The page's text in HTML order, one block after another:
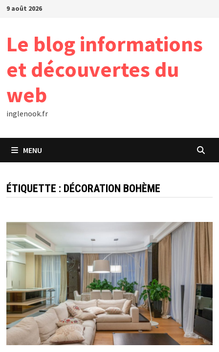
Passer
9 août 2026
Le blog informations
et découvertes du
web
inglenook.fr
MENU
ÉTIQUETTE : DÉCORATION BOHÈME